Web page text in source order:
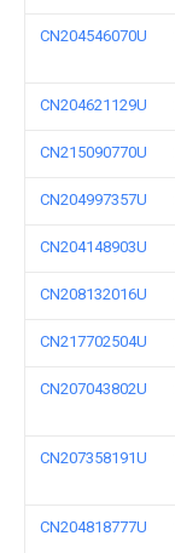
CN204546070U
CN204621129U
CN215090770U
CN204997357U
CN204148903U
CN208132016U
CN217702504U
CN207043802U
CN207358191U
CN204818777U